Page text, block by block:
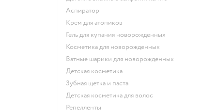
аспиратор
крем для атопиков
гель для купания новорожденных
косметика для новорожденных
ватные шарики для новорожденных
детская косметика
зубная щетка и паста
детская косметика для волос
репелленты